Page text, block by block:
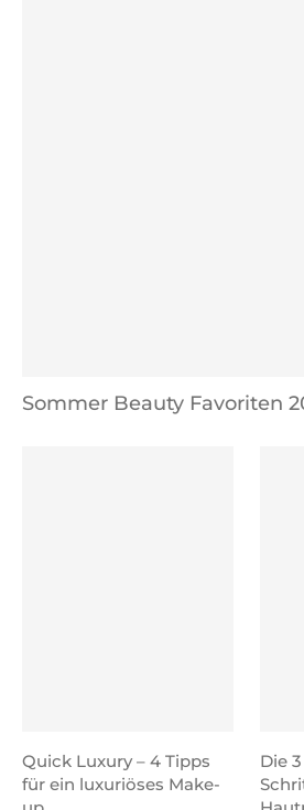
Sommer Beauty Favoriten
Quick Luxury – 4 Tipps
für ein luxuriöses Make-
Die